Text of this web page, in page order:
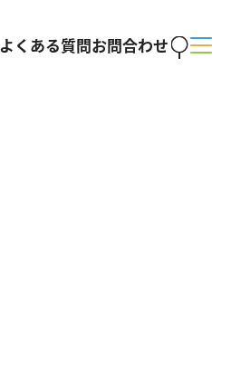
よくある質問お問合わせ